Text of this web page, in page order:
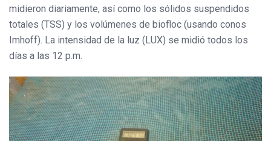
midieron diariamente, así como los sólidos suspendidos
totales (TSS) y los volúmenes de biofloc (usando conos
Imhoff). La intensidad de la luz (LUX) se midió todos los
días a las 12 p.m.